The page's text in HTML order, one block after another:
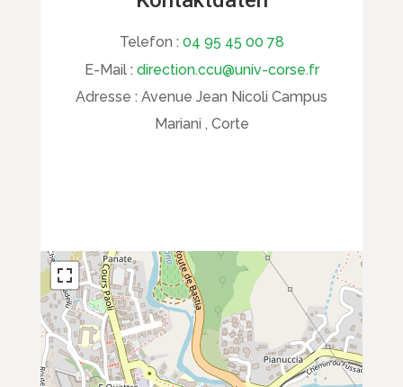
Telefon : 04 95 45 00 78
E-Mail : direction.ccu@univ-corse.fr
Adresse : Avenue Jean Nicoli Campus
Mariani , Corte